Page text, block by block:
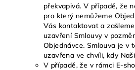
překvapivá. V případě, že
pro který nemůžeme
Vás kontaktovat a
uzavření Smlouvy v
Objednávce. Smlouva je v
uzavřena ve chvíli, kdy
V případě, že v rámci E-